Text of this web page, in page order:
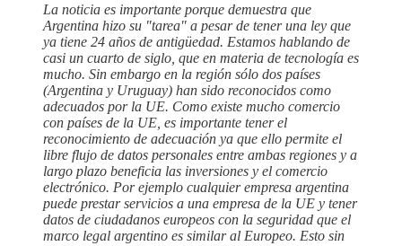
La noticia es importante porque demuestra que
Argentina hizo su "tarea" a pesar de tener una ley que
ya tiene 24 años de antigüedad. Estamos hablando de
casi un cuarto de siglo, que en materia de tecnología es
mucho. Sin embargo en la región sólo dos países
(Argentina y Uruguay) han sido reconocidos como
adecuados por la UE. Como existe mucho comercio
con países de la UE, es importante tener el
reconocimiento de adecuación ya que ello permite el
libre flujo de datos personales entre ambas regiones y a
largo plazo beneficia las inversiones y el comercio
electrónico. Por ejemplo cualquier empresa argentina
puede prestar servicios a una empresa de la UE y tener
datos de ciudadanos europeos con la seguridad que el
marco legal argentino es similar al Europeo. Esto sin